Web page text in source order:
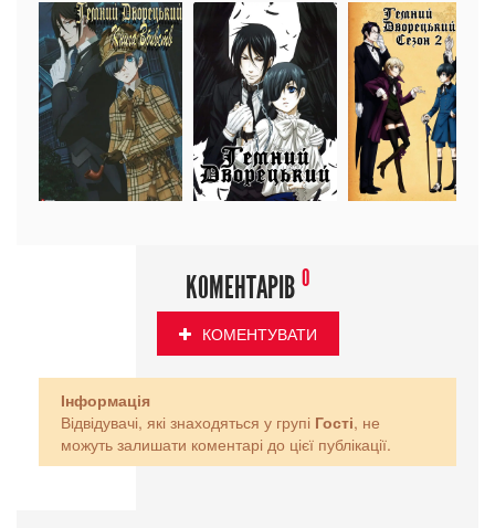
КОМЕНТАРІВ 0
КОМЕНТУВАТИ
Інформація
Відвідувачі, які знаходяться у групі Гості, не
можуть залишати коментарі до цієї публікації.